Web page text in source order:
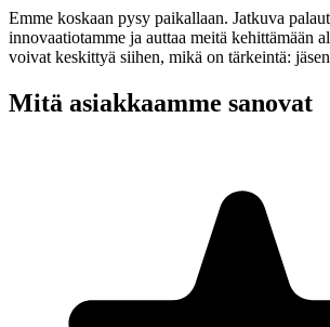
Emme koskaan pysy paikallaan. Jatkuva
innovaatiotamme ja auttaa meitä kehittämään
voivat keskittyä siihen, mikä on tärkeintä:
Mitä asiakkaamme sanovat